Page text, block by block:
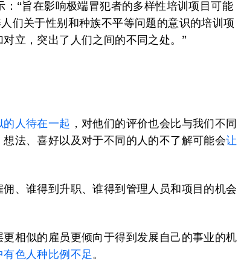
：“旨在影响极端冒犯者的多样性培训项目可能
们关于性别和种族不平等问题的意识的培训项
立，突出了人们之间的不同之处。”
人待在一起 ，对他们的评价也会比与我们不同
法、喜好以及对于不同的人的不了解可能会让
、谁得到升职、谁得到管理人员和项目的机会
相似的雇员更倾向于得到发展自己的事业的机
色人种比例不足 。